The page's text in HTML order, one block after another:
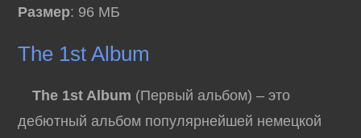
Размер: 96 МБ
The 1st Album
The 1st Album (Первый альбом) – это
дебютный альбом популярнейшей немецкой